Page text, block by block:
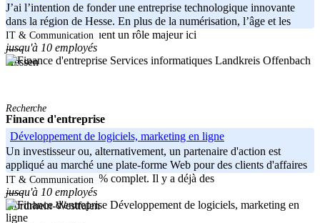
J’ai l’intention de fonder une entreprise technologique innovante
dans la région de Hesse. En plus de la numérisation, l’âge et les
avantages de l’IA jouent un rôle majeur ici
-----
Hessen
IT & Communication
jusqu'à 10 employés
Landkreis Offenbach
Recherche
Finance d'entreprise
Développement de logiciels, marketing en ligne
Un investisseur ou, alternativement, un partenaire d'action est
appliqué au marché une plate-forme Web pour des clients d'affaires
(B2B). L'outil est 90% complet. Il y a déjà des
-----
Nordrhein-Westfalen
IT & Communication
jusqu'à 10 employés